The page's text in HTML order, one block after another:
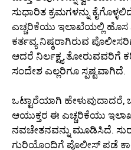
ಸುಧಾರಿತ ಕ್ರಮಗಳನ್ನು
ಎಚ್ಚರಿಕೆಯು ಇಲಾಖೆಯಲ್ಲಿ ಹೊಸ
ಕರ್ತವ್ಯ ನಿಷ್ಠರಾಗಿರುವ
ಆದರೆ ನಿರ್ಲಕ್ಷ್ಯ ತೋರುವವರಿಗೆ
ಸಂದೇಶ ಎಲ್ಲರಿಗೂ ಸ್ಪಷ್ಟವಾಗಿದೆ.
ಒಟ್ಟಾರೆಯಾಗಿ
ಆಯುಕ್ತರ ಈ ಎಚ್ಚರಿಕೆಯು
ನವಚೇತನವನ್ನು ಮೂಡಿಸಿದೆ.
ಗುರಿಯೊಂದಿಗೆ ಪೊಲೀಸ್ ಪಡೆ